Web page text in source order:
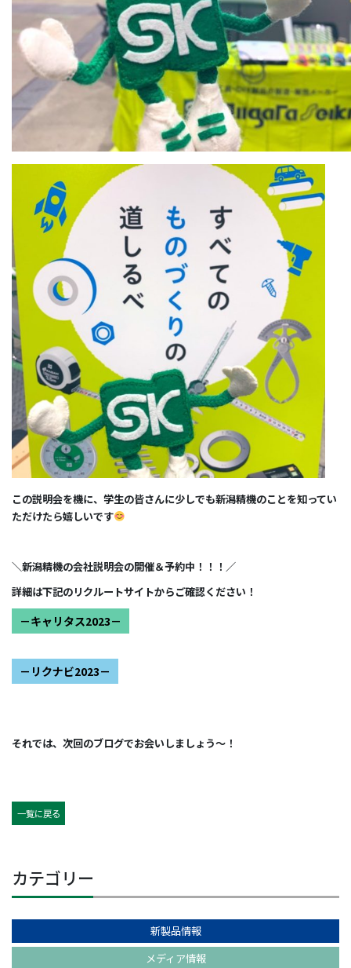
この説明会を機に、学生の皆さんに少しでも新潟精機のことを知ってい
ただけたら嬉しいです
＼新潟精機の会社説明会の開催＆予約中！！！／
詳細は下記のリクルートサイトからご確認ください！
－キャリタス2023－
－リクナビ2023－
それでは、次回のブログでお会いしましょう～！
一覧に戻る
カテゴリー
新製品情報
メディア情報